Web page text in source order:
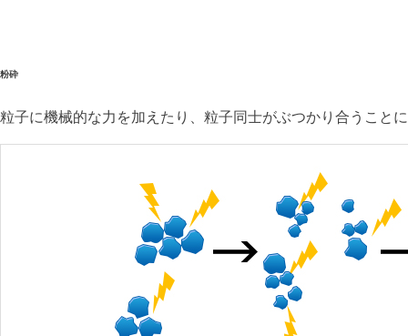
粉砕
粒子に機械的な力を加えたり、粒子同士がぶつかり合うこと